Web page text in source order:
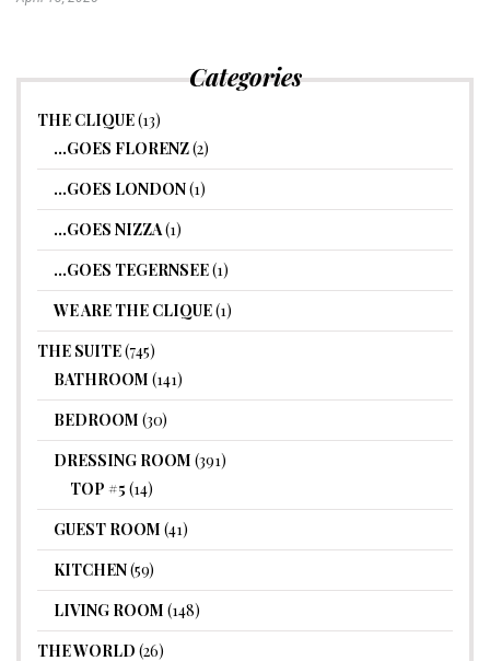
Categories
THE CLIQUE(13)
…GOES FLORENZ(2)
…GOES LONDON(1)
…GOES NIZZA(1)
…GOES TEGERNSEE(1)
WE ARE THE CLIQUE(1)
THE SUITE(745)
BATHROOM (141)
BEDROOM (30)
DRESSING ROOM (391)
TOP #5 (14)
GUEST ROOM (41)
KITCHEN(59)
LIVING ROOM (148)
THE WORLD (26)